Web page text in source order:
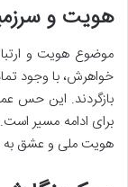
هویت و
موضوع هویت و
خواهرش، با وجود
بازگردند. این حس
برای ادامه مسیر
هویت ملی و عشق به